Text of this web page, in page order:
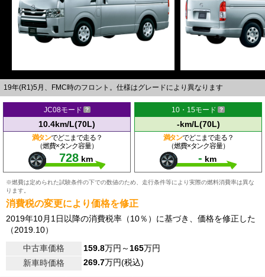
19年(R1)5月、FMC時のフロント。仕様はグレードにより異なります
JC08モード
10.4km/L(70L)
満タンでどこまで走る？
（燃費×タンク容量）
728 km
10・15モード
-km/L(70L)
満タンでどこまで走る？
（燃費×タンク容量）
- km
※燃費は定められた試験条件の下での数値のため、走行条件等により実際の燃料消費率は異な
ります。
消費税の変更により価格を修正
2019年10月1日以降の消費税率（10％）に基づき、価格を修正した
（2019.10）
中古車価格
159.8万円～165万円
新車時価格
269.7万円(税込)